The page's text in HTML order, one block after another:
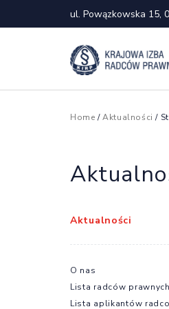
ul. Powązkowska 15,
Home /Aktualności /
Aktualności
O nas
Lista radców prawnych
Lista aplikantów